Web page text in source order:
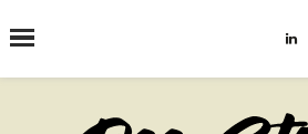
Search This